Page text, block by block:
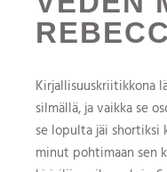
Kirjallisuuskriitikkona
silmällä, ja vaikka se
se lopulta jäi shortiksi
minut pohtimaan sen